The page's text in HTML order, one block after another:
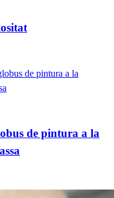
de pintura a la